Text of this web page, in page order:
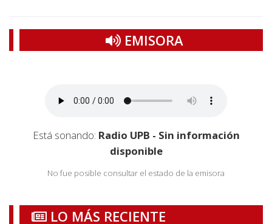
EMISORA
Está sonando: Radio UPB - Sin información
disponible
No fue posible consultar el estado de la emisora
LO MÁS RECIENTE